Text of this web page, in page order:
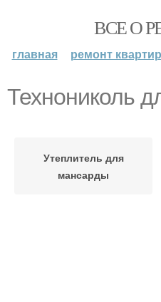
ВСЕ О
главная ремонт квартир
Технониколь
Утеплитель для
мансарды